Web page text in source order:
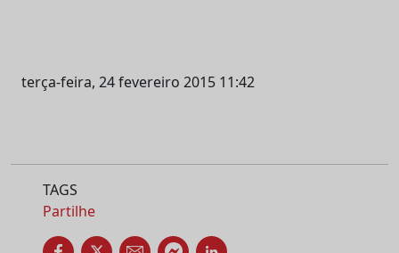
terça-feira, 24 fevereiro 2015 11:42
TAGS
Partilhe